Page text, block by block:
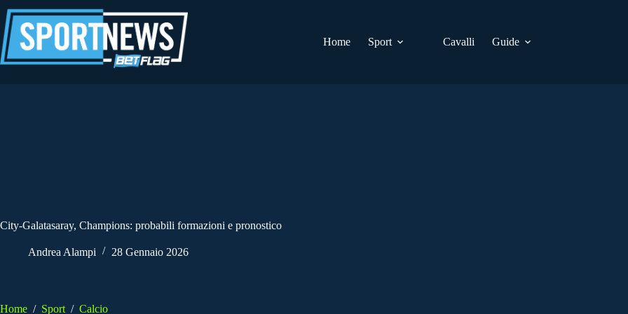
al
contenuto
Home
Sport Cavalli Guide
City-Galatasaray, Champions: probabili formazioni e pronostico
Andrea Alampi 28 Gennaio 2026
Home / Sport / Calcio